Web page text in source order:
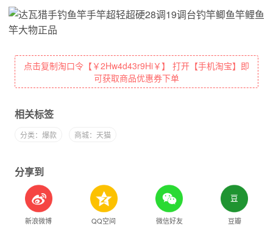
点击复制淘口令【￥2Hw4d43r9Hi￥】 打开【手机淘宝】即
可获取商品优惠券下单
相关标签
分类：爆款 商城：天猫
分享到
新浪微博 QQ空间 微信好友 豆瓣